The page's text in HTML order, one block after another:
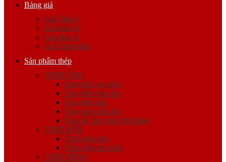
Bảng giá
Giá Thép I
Giá thép H
Giá thép U
Giá Thép Hộp
Sản phẩm thép
THÉP ỐNG
Ống thép mạ kẽm
Ống thép hàn đen
Ống thép đúc
Ống thép siêu âm
Ống lốc theo đơn đặt hàng
THÉP HỘP
Thép hộp đen
Thép hộp mạ kẽm
THÉP HÌNH